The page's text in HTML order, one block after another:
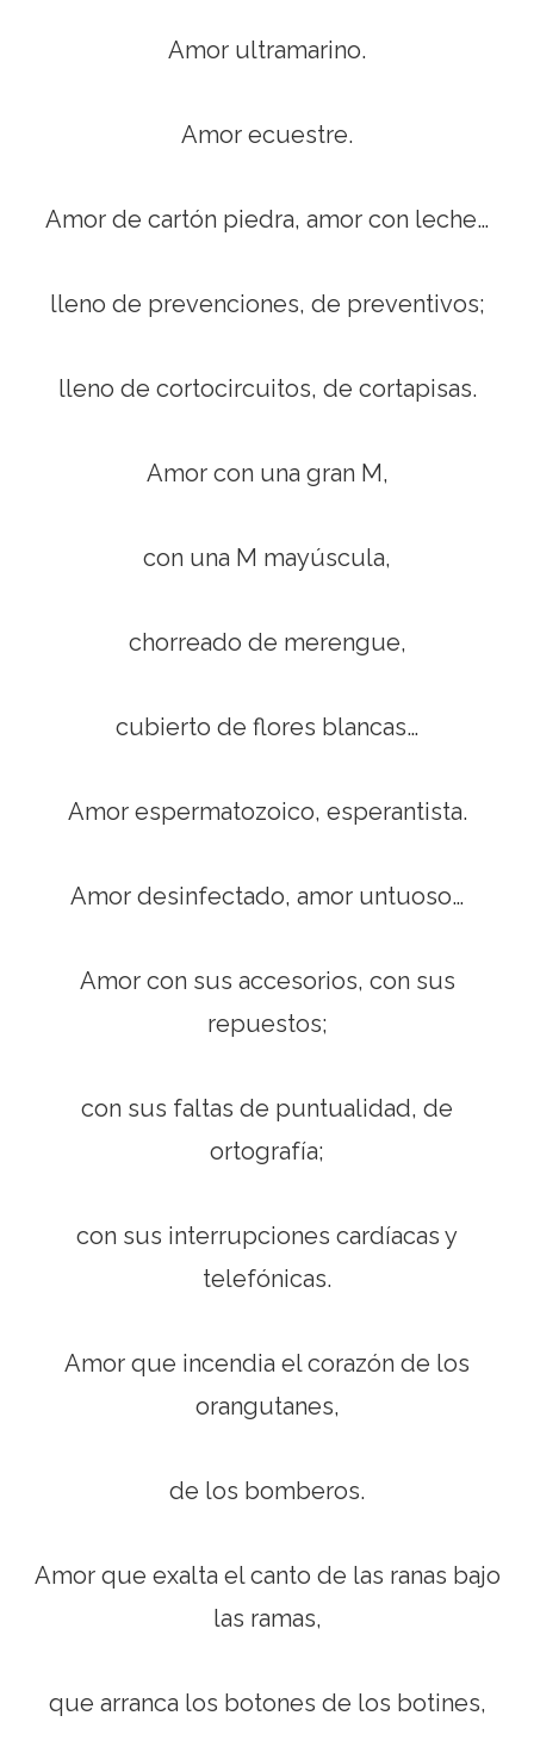
Amor ultramarino.
Amor ecuestre.
Amor de cartón piedra, amor con leche…
lleno de prevenciones, de preventivos;
lleno de cortocircuitos, de cortapisas.
Amor con una gran M,
con una M mayúscula,
chorreado de merengue,
cubierto de flores blancas…
Amor espermatozoico, esperantista.
Amor desinfectado, amor untuoso…
Amor con sus accesorios, con sus
repuestos;
con sus faltas de puntualidad, de
ortografía;
con sus interrupciones cardíacas y
telefónicas.
Amor que incendia el corazón de los
orangutanes,
de los bomberos.
Amor que exalta el canto de las ranas bajo
las ramas,
que arranca los botones de los botines,